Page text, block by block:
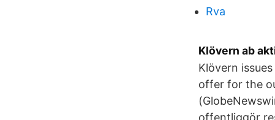
Rva
Klövern ab
Klövern
offer for the
offentliggör